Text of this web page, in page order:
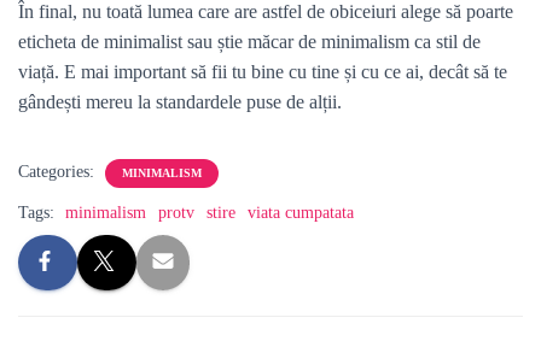
În final, nu toată lumea care are astfel de obiceiuri alege să poarte
eticheta de minimalist sau știe măcar de minimalism ca stil de
viață. E mai important să fii tu bine cu tine și cu ce ai, decât să te
gândești mereu la standardele puse de alții.
Categories: MINIMALISM
Tags: minimalism protv stire viata cumpatata